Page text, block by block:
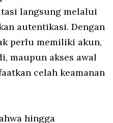
langsung melalui
autentikasi. Dengan
perlu memiliki akun,
maupun akses awal
celah keamanan
hingga